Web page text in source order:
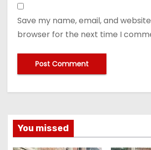
Save my name, email, and
browser for the next time I
You missed